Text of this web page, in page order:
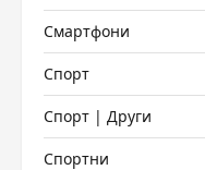
Смартфони
Спорт
Спорт | Други
Спортни